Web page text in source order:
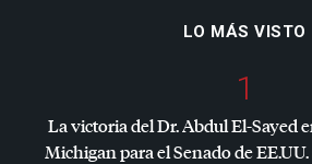
LO MÁS VISTO
1
La victoria del Dr. Abdul El-Sayed
Michigan para el Senado de